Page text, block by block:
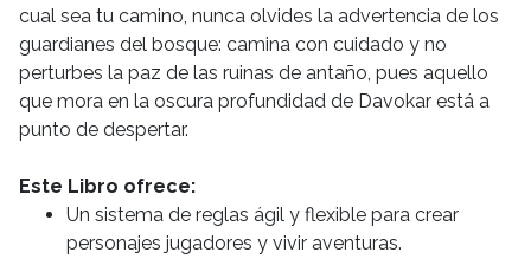
cual sea tu camino, nunca olvides la advertencia de los
guardianes del bosque: camina con cuidado y no
perturbes la paz de las ruinas de antaño, pues aquello
que mora en la oscura profundidad de Davokar está a
punto de despertar.
Este Libro ofrece:
Un sistema de reglas ágil y flexible para crear
personajes jugadores y vivir aventuras.